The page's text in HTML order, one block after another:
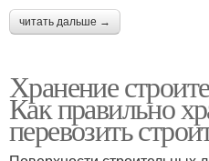
читать дальше →
Хранение
Как правильно
перевозить